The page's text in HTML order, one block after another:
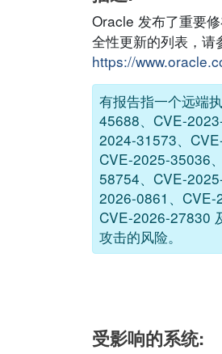
Oracle 发布了重要
全性更新的列表，请
https://
有报告指一个远端
45688、CVE-
2024-31573、
CVE-2025-35036
58754、CVE-
2026-0861、
CVE-2026-27830
攻击的风险。
受影响的系统: